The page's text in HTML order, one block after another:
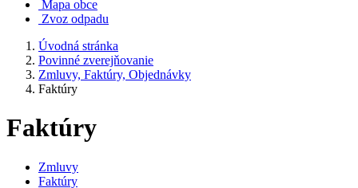
Mapa obce
Zvoz odpadu
Úvodná stránka
Povinné zverejňovanie
Zmluvy, Faktúry, Objednávky
Faktúry
Faktúry
Zmluvy
Faktúry